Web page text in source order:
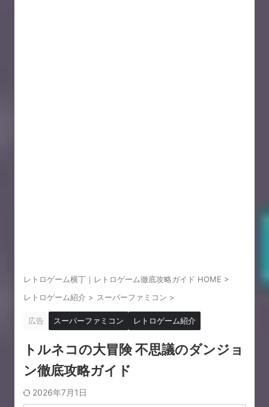
レトロゲーム横丁｜レトロゲーム徹底攻略ガイド HOME >
レトロゲーム紹介 > スーパーファミコン >
広告 スーパーファミコン レトロゲーム紹介
トルネコの大冒険 不思議のダンジョ
ン徹底攻略ガイド
2026年7月1日